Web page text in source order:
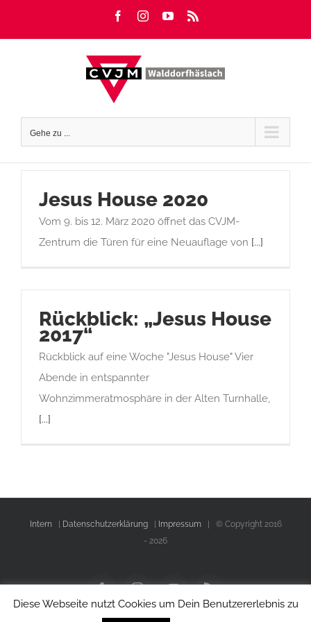
FacebookInstagramYouTube
Gehe zu ...
Jesus House 2020
Vom 9. bis 12. März 2020 öffnet das CVJM-
Zentrum die Türen für eine Neuauflage von [...]
Rückblick: „Jesus House
2017“
Rückblick auf eine Woche "Jesus House" Vier
Abende in entspannter
Wohnzimmeratmosphäre in der Alten Turnhalle,
[...]
Intern Datenschutzerklärung| Impressum| © Copyright 2016
- 2026
Diese Webseite nutzt Cookies um Dein Benutzererlebnis zu